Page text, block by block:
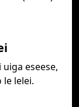
eseese,
le lelei.